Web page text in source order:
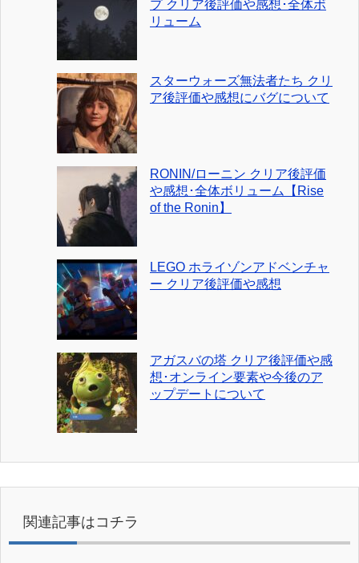
プ クリア後評価や感想･全体ボ
リューム
スターウォーズ無法者たち クリ
ア後評価や感想にバグについて
RONIN/ローニン クリア後評価
や感想･全体ボリューム【Rise
of the Ronin】
LEGO ホライゾンアドベンチャ
ー クリア後評価や感想
アガスバの塔 クリア後評価や感
想･オンライン要素や今後のア
ップデートについて
関連記事はコチラ